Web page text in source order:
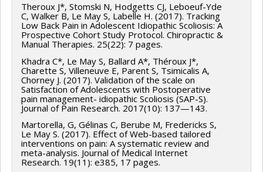
Theroux J*, Stomski N, Hodgetts CJ, Leboeuf-Yde
C, Walker B, Le May S, Labelle H. (2017). Tracking
Low Back Pain in Adolescent Idiopathic Scoliosis: A
Prospective Cohort Study Protocol. Chiropractic &
Manual Therapies. 25(22): 7 pages.
Khadra C*, Le May S, Ballard A*, Théroux J*,
Charette S, Villeneuve E, Parent S, Tsimicalis A,
Chorney J. (2017). Validation of the scale on
Satisfaction of Adolescents with Postoperative
pain management- idiopathic Scoliosis (SAP-S).
Journal of Pain Research. 2017(10): 137—143.
Martorella, G, Gélinas C, Berube M, Fredericks S,
Le May S. (2017). Effect of Web-based tailored
interventions on pain: A systematic review and
meta-analysis. Journal of Medical Internet
Research. 19(11): e385, 17 pages.